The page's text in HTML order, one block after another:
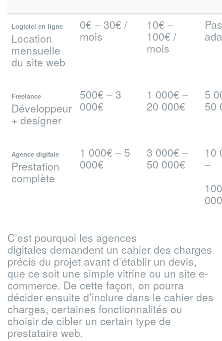
Logiciel en ligne
Location
mensuelle
du site web
0€ – 30€ /
mois
10€ –
100€ /
mois
Pas
Freelance
Développeur
+ designer
500€ – 3
000€
1 000€ –
20 000€
5
50
Agence digitale
Prestation
complète
1 000€ – 5
000€
3 000€ –
50 000€
10
–
C’est pourquoi les agences
digitales demandent un cahier des charges
précis du projet avant d’établir un devis,
que ce soit une simple vitrine ou un site e-
commerce. De cette façon, on pourra
décider ensuite d’inclure dans le cahier des
charges, certaines fonctionnalités ou
choisir de cibler un certain type de
prestataire web.